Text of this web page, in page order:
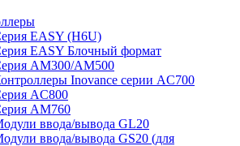
EASY (H6U)
EASY Блочный формат
AM300/AM500
Inovance серии AC700
AC800
AM760
ввода/вывода GL20
ввода/вывода GS20 (для